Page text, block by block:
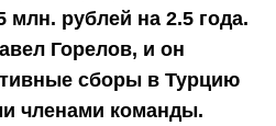
млн. рублей на 2.5 года.
Горелов, и он
сборы в Турцию
членами команды.